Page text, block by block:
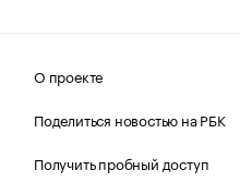
О проекте
Поделиться новостью на РБК
Получить пробный доступ